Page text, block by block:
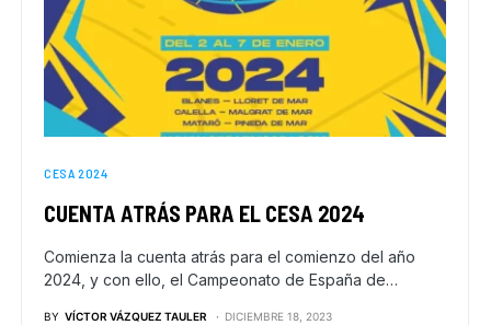
CESA 2024
CUENTA ATRÁS PARA EL CESA 2024
Comienza la cuenta atrás para el comienzo del año
2024, y con ello, el Campeonato de España de…
BY VÍCTOR VÁZQUEZ TAULER DICIEMBRE 18, 2023